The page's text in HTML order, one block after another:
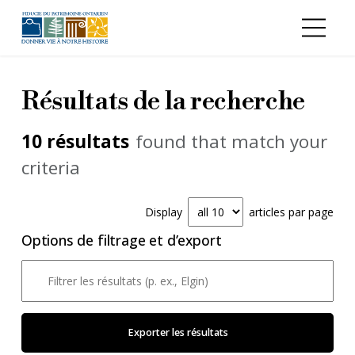
Résultats de la recherche
Results summary
10 résultats found that match your
criteria
Display articles par page
Options de filtrage et d’export
Filter your results:
Exporter les résultats